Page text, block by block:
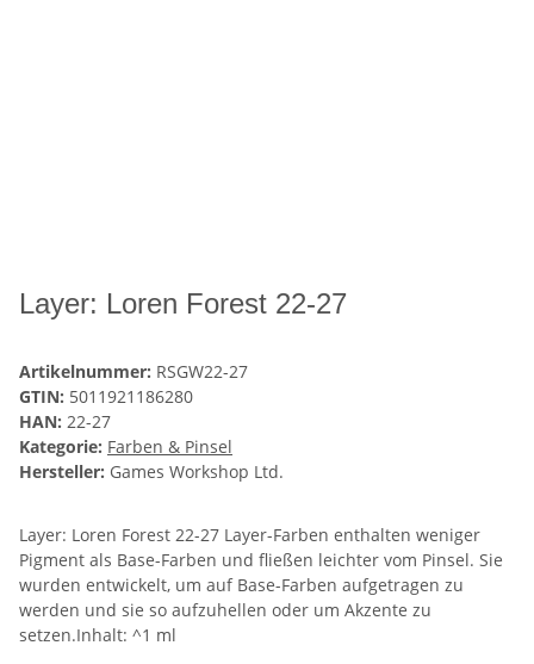
Layer: Loren Forest 22-27
Artikelnummer: RSGW22-27
GTIN: 5011921186280
HAN: 22-27
Kategorie: Farben & Pinsel
Hersteller: Games Workshop Ltd.
Layer: Loren Forest 22-27 Layer-Farben enthalten weniger
Pigment als Base-Farben und fließen leichter vom Pinsel. Sie
wurden entwickelt, um auf Base-Farben aufgetragen zu
werden und sie so aufzuhellen oder um Akzente zu
setzen.Inhalt: ^1 ml